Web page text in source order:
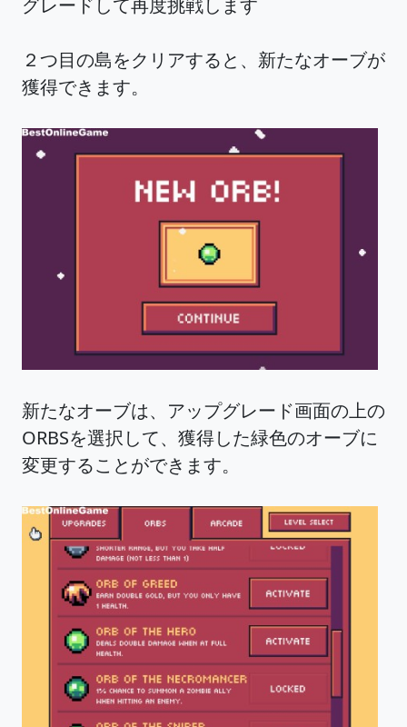
グレードして再度挑戦します
２つ目の島をクリアすると、新たなオーブが
獲得できます。
新たなオーブは、アップグレード画面の上の
ORBSを選択して、獲得した緑色のオーブに
変更することができます。